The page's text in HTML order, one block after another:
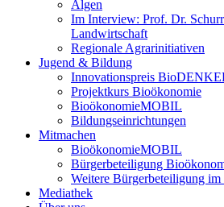
Algen
Im Interview: Prof. Dr.
Landwirtschaft
Regionale Agrarinitiativen
Jugend & Bildung
Innovationspreis
Projektkurs Bioökonomie
BioökonomieMOBIL
Bildungseinrichtungen
Mitmachen
BioökonomieMOBIL
Bürgerbeteiligung
Weitere Bürgerbeteiligung
Mediathek